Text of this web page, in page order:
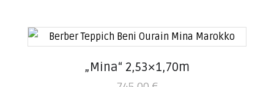
„Mina“ 2,53×1,70m